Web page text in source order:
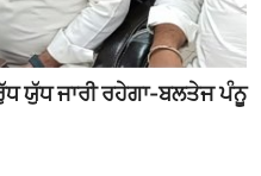
ਯੁੱਧ ਜਾਰੀ ਰਹੇਗਾ-ਬਲਤੇਜ ਪੰਨੂ